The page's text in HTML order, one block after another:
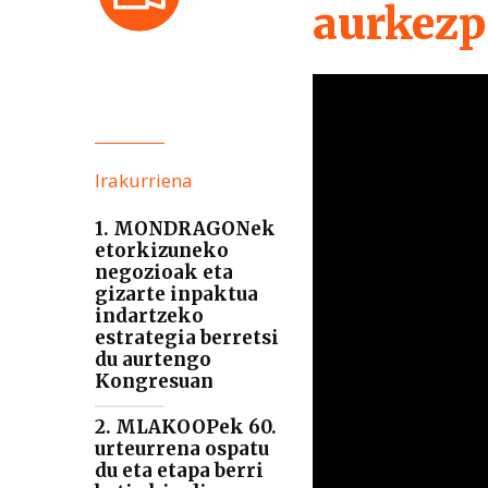
Irakurriena
1. MONDRAGONek
etorkizuneko
negozioak eta
gizarte inpaktua
indartzeko
estrategia berretsi
du aurtengo
Kongresuan
2. MLAKOOPek 60.
urteurrena ospatu
du eta etapa berri